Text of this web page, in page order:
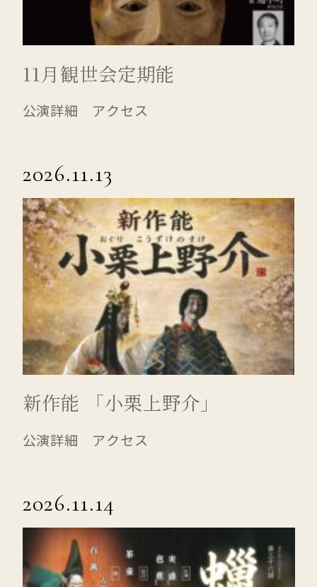
11月観世会定期能
公演詳細 アクセス
2026.11.13
新作能 「小栗上野介」
公演詳細 アクセス
2026.11.14